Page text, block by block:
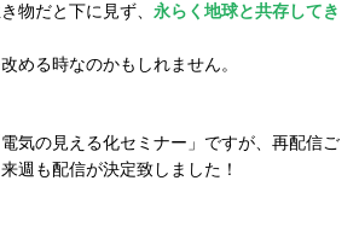
物だと下に見ず、 永らく地球と共存してき
める時なのかもしれません。
気の見える化セミナー」ですが、再配信ご
週も配信が決定致しました！